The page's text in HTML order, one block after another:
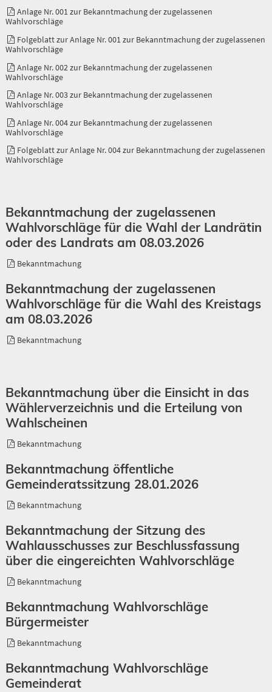
Anlage Nr. 001 zur Bekanntmachung der zugelassenen
Wahlvorschläge
Folgeblatt zur Anlage Nr. 001 zur Bekanntmachung der zugelassenen
Wahlvorschläge
Anlage Nr. 002 zur Bekanntmachung der zugelassenen
Wahlvorschläge
Anlage Nr. 003 zur Bekanntmachung der zugelassenen
Wahlvorschläge
Anlage Nr. 004 zur Bekanntmachung der zugelassenen
Wahlvorschläge
Folgeblatt zur Anlage Nr. 004 zur Bekanntmachung der zugelassenen
Wahlvorschläge
Bekanntmachung der zugelassenen
Wahlvorschläge für die Wahl der Landrätin
oder des Landrats am 08.03.2026
Bekanntmachung
Bekanntmachung der zugelassenen
Wahlvorschläge für die Wahl des Kreistags
am 08.03.2026
Bekanntmachung
Bekanntmachung über die Einsicht in das
Wählerverzeichnis und die Erteilung von
Wahlscheinen
Bekanntmachung
Bekanntmachung öffentliche
Gemeinderatssitzung 28.01.2026
Bekanntmachung
Bekanntmachung der Sitzung des
Wahlausschusses zur Beschlussfassung
über die eingereichten Wahlvorschläge
Bekanntmachung
Bekanntmachung Wahlvorschläge
Bürgermeister
Bekanntmachung
Bekanntmachung Wahlvorschläge
Gemeinderat